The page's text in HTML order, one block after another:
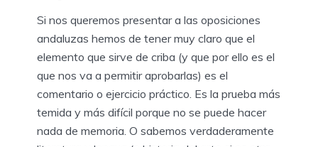
Si nos queremos presentar a las oposiciones
andaluzas hemos de tener muy claro que el
elemento que sirve de criba (y que por ello es el
que nos va a permitir aprobarlas) es el
comentario o ejercicio práctico. Es la prueba más
temida y más difícil porque no se puede hacer
nada de memoria. O sabemos verdaderamente